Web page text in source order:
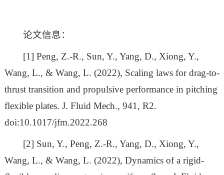
论文信息：
[1] Peng, Z.-R., Sun, Y., Yang, D., Xiong, Y.,
Wang, L., & Wang, L. (2022), Scaling laws for drag-to-
thrust transition and propulsive performance in pitching
flexible plates. J. Fluid Mech., 941, R2.
doi:10.1017/jfm.2022.268
[2] Sun, Y., Peng, Z.-R., Yang, D., Xiong, Y.,
Wang, L., & Wang, L. (2022), Dynamics of a rigid-